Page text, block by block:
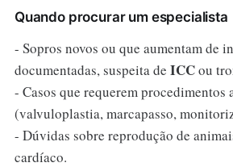
Quando procurar um especialista
- Sopros novos ou que aumentam de
documentadas, suspeita de ICCou
- Casos que requerem procedimentos
(valvuloplastia, marcapasso,
- Dúvidas sobre reprodução de
cardíaco.